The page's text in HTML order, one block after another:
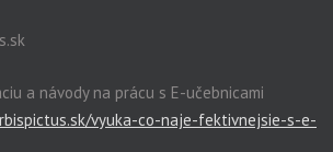
a návody na prácu s E-učebnicami
vyuka-co-naje-fektivnejsie-s-e-